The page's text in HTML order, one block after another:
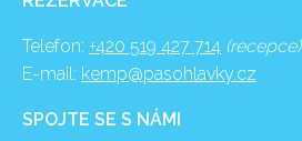
Telefon: +420 519 427 714 (recepce)
E-mail: kemp@pasohlavky.cz
SPOJTE SE S NÁMI